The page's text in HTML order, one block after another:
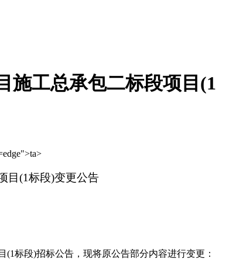
施工总承包二标段项目(1
ta>
目(1标段)变更公告
标段)招标公告，现将原公告部分内容进行变更：